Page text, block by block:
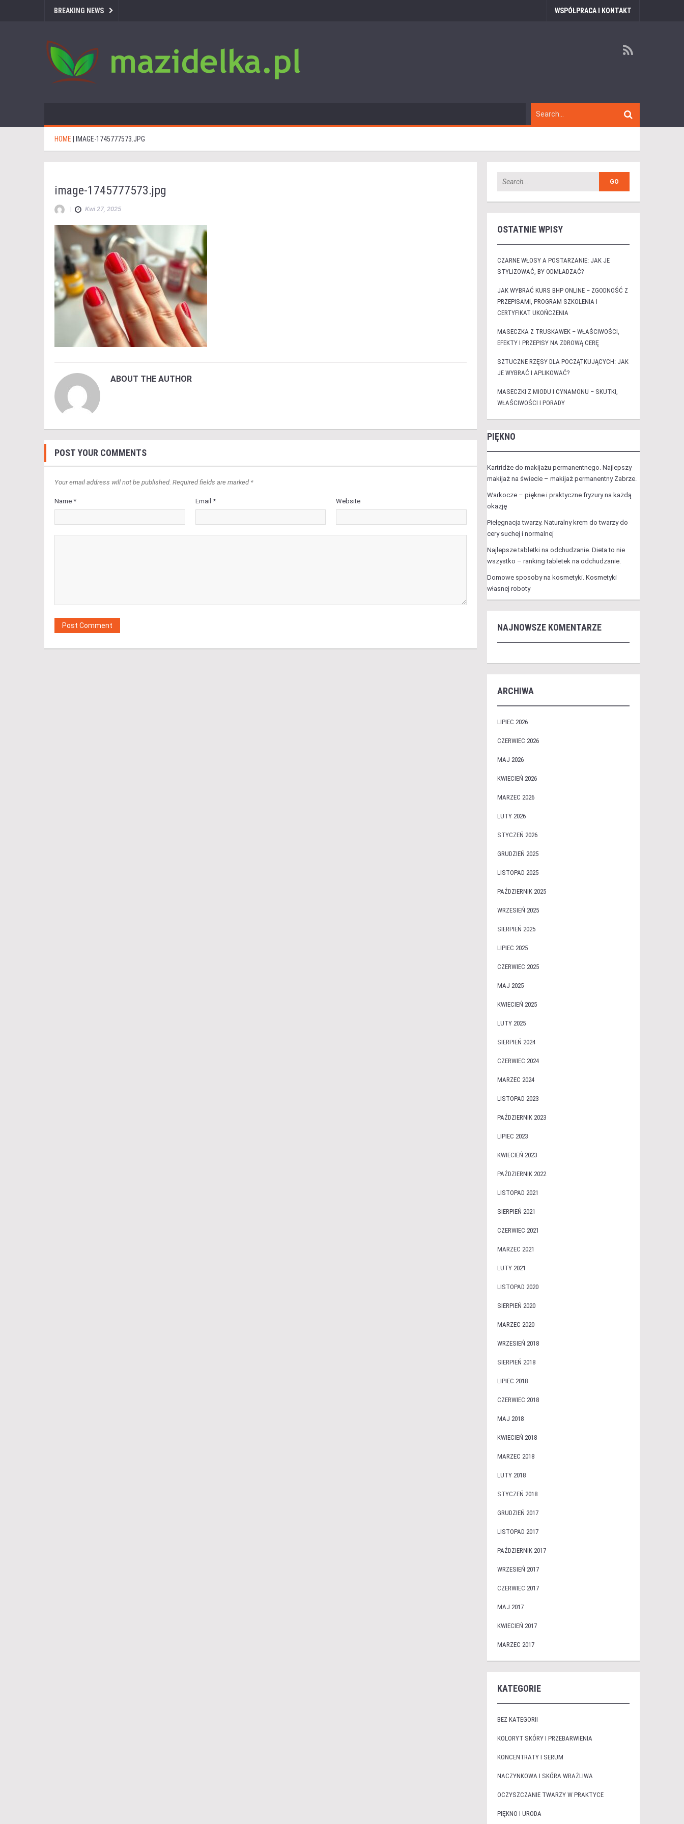
BREAKING NEWS WSPÓŁPRACA I KONTAKT
HOME IMAGE-1745777573.JPG
image-1745777573.jpg
| Kwi 27, 2025
ABOUT THE AUTHOR
POST YOUR COMMENTS
Your email address will not be published. Required fields are marked *
Name * Email * Website
OSTATNIE WPISY
CZARNE WŁOSY A POSTARZANIE: JAK JE
STYLIZOWAĆ, BY ODMŁADZAĆ?
JAK WYBRAĆ KURS BHP ONLINE – ZGODNOŚĆ Z
PRZEPISAMI, PROGRAM SZKOLENIA I
CERTYFIKAT UKOŃCZENIA
MASECZKA Z TRUSKAWEK – WŁAŚCIWOŚCI,
EFEKTY I PRZEPISY NA ZDROWĄ CERĘ
SZTUCZNE RZĘSY DLA POCZĄTKUJĄCYCH: JAK
JE WYBRAĆ I APLIKOWAĆ?
MASECZKI Z MIODU I CYNAMONU – SKUTKI,
WŁAŚCIWOŚCI I PORADY
PIĘKNO
Kartridże do makijażu permanentnego. Najlepszy
makijaż na świecie – makijaż permanentny Zabrze.
Warkocze – piękne i praktyczne fryzury na każdą
okazję
Pielęgnacja twarzy. Naturalny krem do twarzy do
cery suchej i normalnej
Najlepsze tabletki na odchudzanie. Dieta to nie
wszystko – ranking tabletek na odchudzanie.
Domowe sposoby na kosmetyki. Kosmetyki
własnej roboty
NAJNOWSZE KOMENTARZE
ARCHIWA
LIPIEC 2026
CZERWIEC 2026
MAJ 2026
KWIECIEŃ 2026
MARZEC 2026
LUTY 2026
STYCZEŃ 2026
GRUDZIEŃ 2025
LISTOPAD 2025
PAŹDZIERNIK 2025
WRZESIEŃ 2025
SIERPIEŃ 2025
LIPIEC 2025
CZERWIEC 2025
MAJ 2025
KWIECIEŃ 2025
LUTY 2025
SIERPIEŃ 2024
CZERWIEC 2024
MARZEC 2024
LISTOPAD 2023
PAŹDZIERNIK 2023
LIPIEC 2023
KWIECIEŃ 2023
PAŹDZIERNIK 2022
LISTOPAD 2021
SIERPIEŃ 2021
CZERWIEC 2021
MARZEC 2021
LUTY 2021
LISTOPAD 2020
SIERPIEŃ 2020
MARZEC 2020
WRZESIEŃ 2018
SIERPIEŃ 2018
LIPIEC 2018
CZERWIEC 2018
MAJ 2018
KWIECIEŃ 2018
MARZEC 2018
LUTY 2018
STYCZEŃ 2018
GRUDZIEŃ 2017
LISTOPAD 2017
PAŹDZIERNIK 2017
WRZESIEŃ 2017
CZERWIEC 2017
MAJ 2017
KWIECIEŃ 2017
MARZEC 2017
KATEGORIE
BEZ KATEGORII
KOLORYT SKÓRY I PRZEBARWIENIA
KONCENTRATY I SERUM
NACZYNKOWA I SKÓRA WRAŻLIWA
OCZYSZCZANIE TWARZY W PRAKTYCE
PIĘKNO I URODA